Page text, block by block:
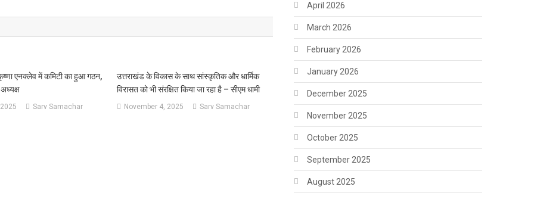
एनक्लेव में कमिटी का हुआ गठन,
Sarv Samachar
उत्तराखंड के विकास के साथ सांस्कृतिक और धार्मिक
विरासत को भी संरक्षित किया जा रहा है – सीएम धामी
November 4, 2025 Sarv Samachar
April 2026
March 2026
February 2026
January 2026
December 2025
November 2025
October 2025
September 2025
August 2025